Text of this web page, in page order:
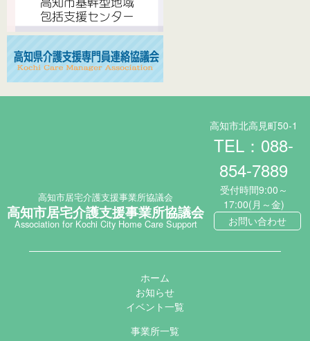
高知市居宅介護支援事業所協議会
高知市居宅介護支援事業所協議会
Association for Kochi City Home Care Support
高知市北高見町50-1
TEL：088-
854-7889
受付時間9:00～
17:00(月～金)
お問い合わせ
ホーム
お知らせ
イベント一覧
事業所一覧